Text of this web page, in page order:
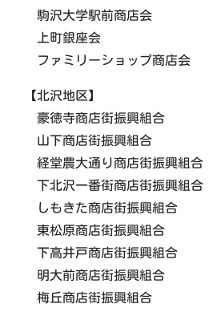
駒沢大学駅前商店会
上町銀座会
ファミリーショップ商店会
【北沢地区】
豪徳寺商店街振興組合
山下商店街振興組合
経堂農大通り商店街振興組合
下北沢一番街商店街振興組合
しもきた商店街振興組合
東松原商店街振興組合
下高井戸商店街振興組合
明大前商店街振興組合
梅丘商店街振興組合